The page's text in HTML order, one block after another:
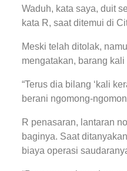
Waduh, kata saya, duit
kata R, saat ditemui di
Meski telah ditolak,
mengatakan, barang
“Terus dia bilang ‘kali
berani ngomong-
R penasaran, lantaran
baginya. Saat
biaya operasi